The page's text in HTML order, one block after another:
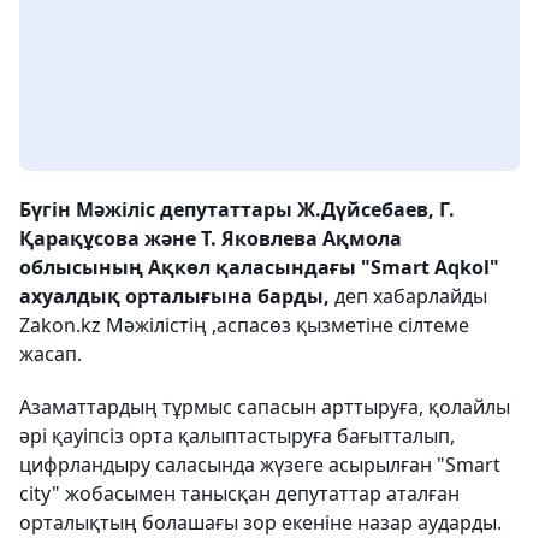
Бүгін Мәжіліс депутаттары Ж.Дүйсебаев, Г.
Қарақұсова және Т. Яковлева Ақмола
облысының Ақкөл қаласындағы "Smart Aqkol"
ахуалдық орталығына барды, деп хабарлайды
Zakon.kz Мәжілістің ,аспасөз қызметіне сілтеме
жасап.
Азаматтардың тұрмыс сапасын арттыруға, қолайлы
әрі қауіпсіз орта қалыптастыруға бағытталып,
цифрландыру саласында жүзеге асырылған "Smart
city" жобасымен танысқан депутаттар аталған
орталықтың болашағы зор екеніне назар аударды.